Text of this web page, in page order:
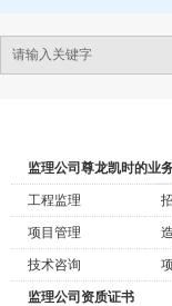
监理公司尊龙凯时的业
工程监理
项目管理
技术咨询
监理公司资质证书